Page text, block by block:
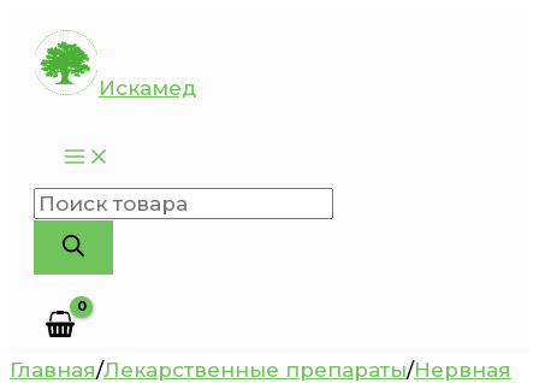
Перейти
содержимому
Искамед
Поиск
товаров
Главная/Лекарственные препараты/Нервная